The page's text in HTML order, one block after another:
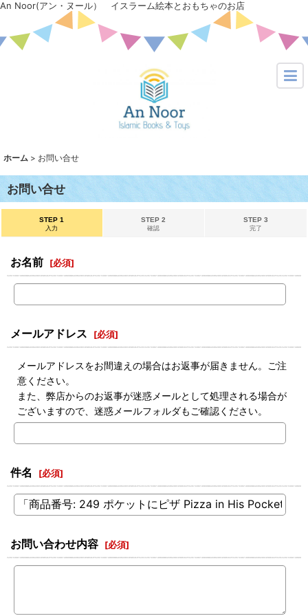
An Noor(アン・ヌール） イスラーム絵本とおもちゃのお店
ホーム > お問い合せ
お問い合せ
STEP 1
入力
STEP 2
確認
STEP 3
完了
お名前 [必須]
メールアドレス [必須]
メールアドレスをお間違えの場合はお返事が届きません。ご注
意ください。
また、弊店からのお返事が迷惑メールとして処理される場合が
ございますので、迷惑メールフォルダもご確認ください。
件名 [必須]
お問い合わせ内容 [必須]